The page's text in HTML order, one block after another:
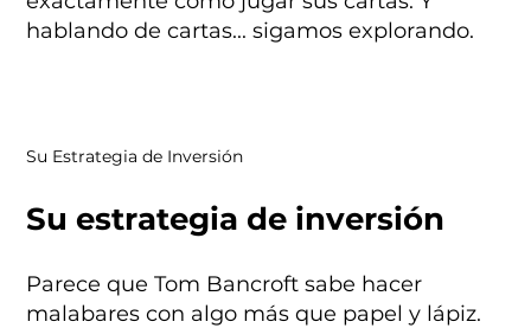
Su Estrategia de Inversión
Su estrategia de inversión
Parece que Tom Bancroft sabe hacer
malabares con algo más que papel y lápiz.
hablando de cartas... sigamos explorando.